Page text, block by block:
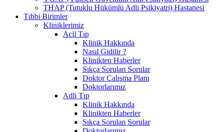
THAP (Tutuklu Hükümlü Adli Psikiyatri) Hastanesi
Tıbbi Birimler
Kliniklerimiz
Acil Tıp
Klinik Hakkında
Nasıl Gidilir ?
Klinikten Haberler
Sıkça Sorulan Sorular
Doktor Çalışma Planı
Doktorlarımız
Adli Tıp
Klinik Hakkında
Klinikten Haberler
Sıkça Sorulan Sorular